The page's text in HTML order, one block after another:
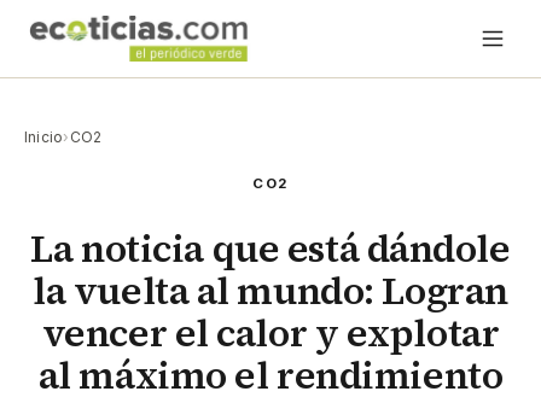
Inicio› CO2
CO2
La noticia que está dándole
la vuelta al mundo: Logran
vencer el calor y explotar
al máximo el rendimiento